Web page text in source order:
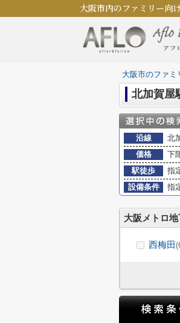
大阪市内のファミリー向
大阪市のファ
北加賀屋
沿線
北
価格
下
駅徒歩
指
設備条件
指
大阪メトロ
西梅田